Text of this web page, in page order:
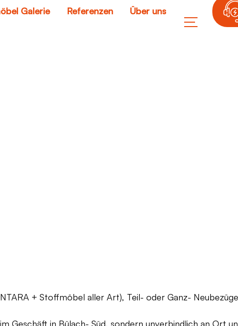
Galerie Referenzen Über uns
+ Stoffmöbel aller Art), Teil- oder Ganz-
Geschäft in Bülach- Süd, sondern unverbindlich an Ort